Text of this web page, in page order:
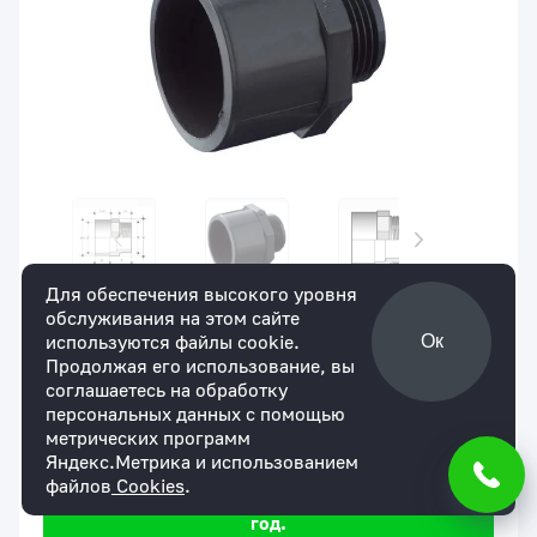
В наличии Артикул: KIFV110090300
Двойной муфтовый адаптер с НР ПВХ
FIP 110x90x3
для юр. лиц
1316 ₽
для физ. лиц
Мы уверены в надежности нашей продукции.
На все товары действует гарантия сроком 1
год.
Для обеспечения высокого уровня
обслуживания на этом сайте
используются файлы cookie.
Продолжая его использование, вы
соглашаетесь на обработку
персональных данных с помощью
метрических программ
Яндекс.Метрика и использованием
файлов Cookies.
Ок